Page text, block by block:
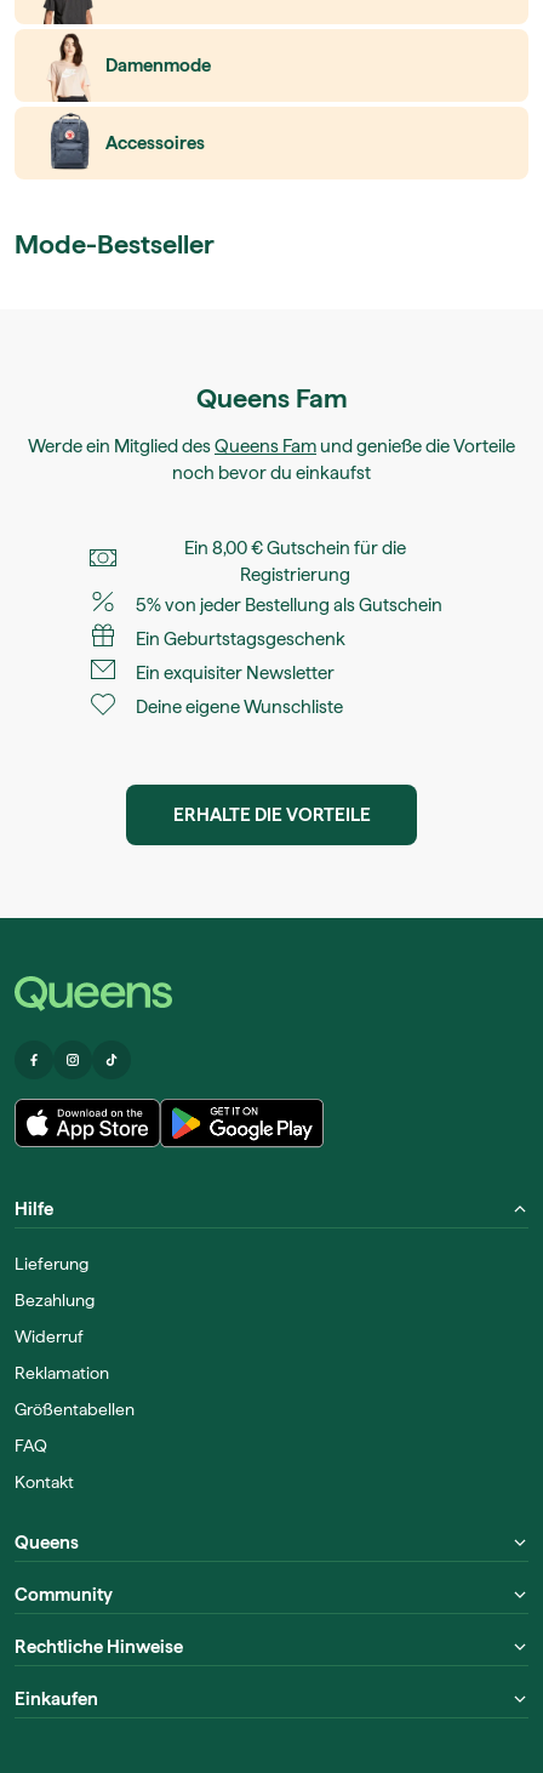
Damenmode
Accessoires
Mode-Bestseller
Queens Fam
Werde ein Mitglied desQueens Fam und genieße die Vorteile
noch bevor du einkaufst
Ein 8,00 € Gutschein für die
Registrierung
5% von jeder Bestellung als Gutschein
Ein Geburtstagsgeschenk
Ein exquisiter Newsletter
Deine eigene Wunschliste
ERHALTE DIE VORTEILE
Hilfe
Lieferung
Bezahlung
Widerruf
Reklamation
Größentabellen
FAQ
Kontakt
Queens
Community
Rechtliche Hinweise
Einkaufen